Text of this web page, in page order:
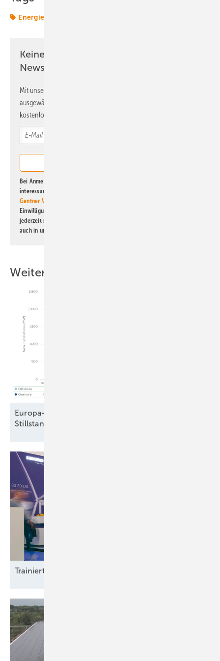
Energiemarkt
Keine Zeit? Kein Problem mit dem ERE
Newsletter!
Mit unserem Newsletter erhalten Sie regelmäßig von uns
ausgewählte Informationen und Neuigkeiten, gebündelt und
kostenlos direkt ins Postfach.
Bei Anmeldung zu diesem Newsletter bin ich damit einverstanden, über
interessante Verlags- und Online-Angebote
Gentner Verlag GmbH & Co. KG
Einwilligung kann ich jederzeit widerrufen und eine Abmeldung ist
jederzeit möglich. Informationen zum Umgang mit Daten finden Sie
auch in unserer
Weitere Inhalte
Europa-Windparkbau auf Vorjahresniveau –
Stillstand in Frankreich und
Trainierte